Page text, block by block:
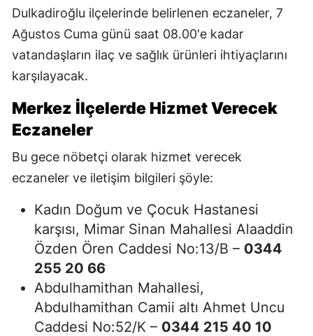
Dulkadiroğlu ilçelerinde belirlenen eczaneler, 7
Ağustos Cuma günü saat 08.00'e kadar
vatandaşların ilaç ve sağlık ürünleri ihtiyaçlarını
karşılayacak.
Merkez İlçelerde Hizmet Verecek
Eczaneler
Bu gece nöbetçi olarak hizmet verecek
eczaneler ve iletişim bilgileri şöyle:
Kadın Doğum ve Çocuk Hastanesi
karşısı, Mimar Sinan Mahallesi Alaaddin
Özden Ören Caddesi No:13/B – 0344
255 20 66
Abdulhamithan Mahallesi,
Abdulhamithan Camii altı Ahmet Uncu
Caddesi No:52/K – 0344 215 40 10